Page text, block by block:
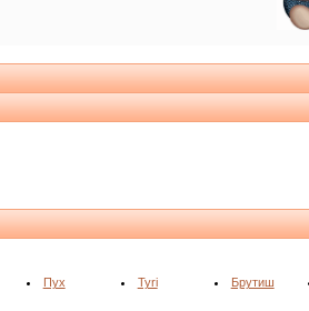
Пух Tyri Брутиш